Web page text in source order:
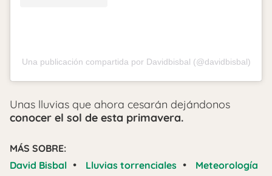
Una publicación compartida por Davidbisbal (@davidbisbal)
Unas lluvias que ahora cesarán dejándonos
conocer el sol de esta primavera.
MÁS SOBRE:
David Bisbal • Lluvias torrenciales • Meteorología